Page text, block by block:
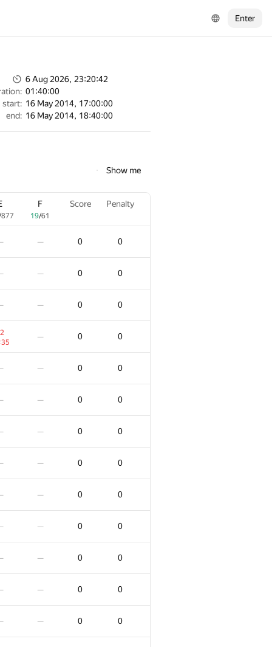
Enter
6 Aug 2026, 23:20:42
01:40:00
start: 16 May 2014, 17:00:00
end: 16 May 2014, 18:40:00
Show me
877
F
19/61
Score Penalty
— 0 0
— 0 0
— 0 0
— 0 0
— 0 0
— 0 0
— 0 0
— 0 0
— 0 0
— 0 0
— 0 0
— 0 0
— 0 0